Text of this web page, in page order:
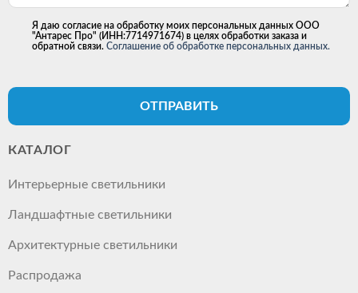
Я даю согласие на обработку моих персональных данных ООО
"Антарес Про" (ИНН:7714971674) в целях обработки заказа и
обратной связи. Соглашение об обработке персональных данных.
ОТПРАВИТЬ
КАТАЛОГ
Интерьерные светильники
Ландшафтные светильники
Архитектурные светильники
Распродажа